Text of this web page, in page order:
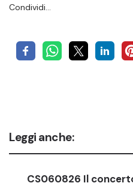
Condividi…
Leggi anche:
CS060826 Il